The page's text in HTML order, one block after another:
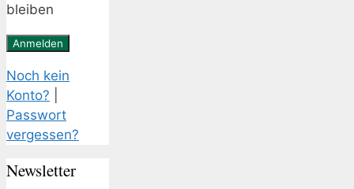
bleiben
Noch kein
Konto?
Passwort
vergessen?
Newsletter